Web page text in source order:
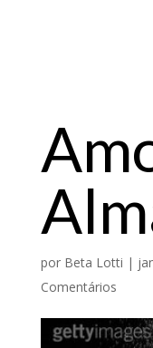
por Beta Lotti |
Comentários